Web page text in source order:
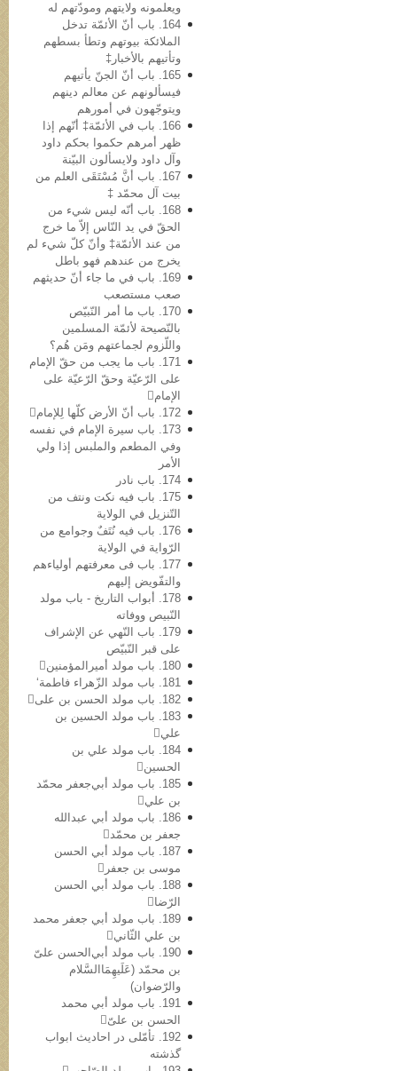
ویعلمونه ولایتهم ومودّتهم له
164. باب أنّ الأئمّة تدخل
الملائکة بیوتهم وتطأ بسطهم
وتأتیهم بالأخبار‡
165. باب أنّ الجنّ یأتیهم
فیسألونهم عن معالم دینهم
ویتوجّهون في أمورهم
166. باب في الأئمّة‡ أنّهم إذا
ظهر أمرهم حکموا بحکم داود
وآل داود ولایسألون البیّنة
167. باب أنَّ مُسْتَقَی العلم من
بیت آل محمّد ‡
168. باب أنّه لیس شيء من
الحقّ في ید النّاس إلاّ ما خرج
من عند الأئمّة‡ وأنّ کلّ شيء لم
یخرج من عندهم فهو باطل
169. باب في ما جاء أنّ حدیثهم
صعب مستصعب
170. باب ما أمر النّبيّص
بالنّصیحة لأئمّة المسلمین
واللّزوم لجماعتهم ومَن هُم؟
171. باب ما یجب من حقّ الإمام
علی الرّعیّة وحقّ الرّعیّة علی
الإمام
172. باب أنّ الأرض کلّها لِلإمام
173. باب سیرة الإمام في نفسه
وفي المطعم والملبس إذا ولي
الأمر
174. باب نادر
175. باب فیه نکت ونتف من
التّنزیل في الولایة
176. باب فیه نُتَفٌ وجوامع من
الرّوایة في الولایة
177. باب فی معرفتهم أولیاءهم
والتفّویض إلیهم
178. أبواب التاریخ - باب مولد
النّبيص ووفاته
179. باب النّهي عن الإشراف
علی قبر النّبيّص
180. باب مولد أمیرالمؤمنین
181. باب مولد الزّهراء فاطمة‘
182. باب مولد الحسن بن علی
183. باب مولد الحسین بن
علي
184. باب مولد علي بن
الحسین
185. باب مولد أبي‌جعفر محمّد
بن علي
186. باب مولد أبي عبدالله
جعفر بن محمّد
187. باب مولد أبي الحسن
موسی بن جعفر
188. باب مولد أبي الحسن
الرّضا
189. باب مولد أبي جعفر محمد
بن علي الثّاني
190. باب مولد أبي‌الحسن علیّ
بن محمّد (عَلَیهِمَاالسَّلام
والرّضوان)
191. باب مولد أبي محمد
الحسن بن علیّ
192. تأمّلی در احادیث ابواب
گذشته